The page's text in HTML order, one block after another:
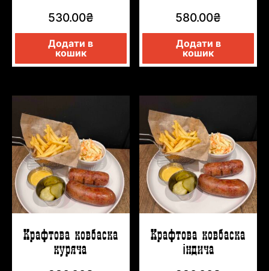
530.00₴
Додати в
кошик
580.00₴
Додати в
кошик
Крафтова ковбаска
куряча
Крафтова ковбаска
індича